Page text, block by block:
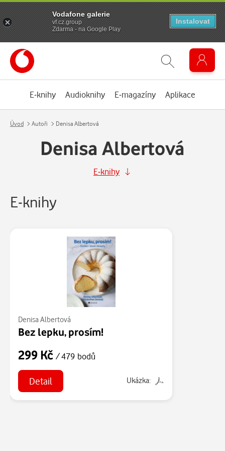
E-knihy Audioknihy E-magazíny Aplikace
Úvod Autoři Denisa Albertová
Denisa Albertová
E-knihy
E-knihy
Denisa Albertová
Bez lepku, prosím!
299 Kč / 479 bodů
Detail Ukázka:
Vodafone galerie
vf.cz.group
Zdarma - na Google Play
Instalovat